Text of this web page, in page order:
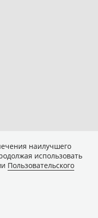
наилучшего
использовать
Пользовательского